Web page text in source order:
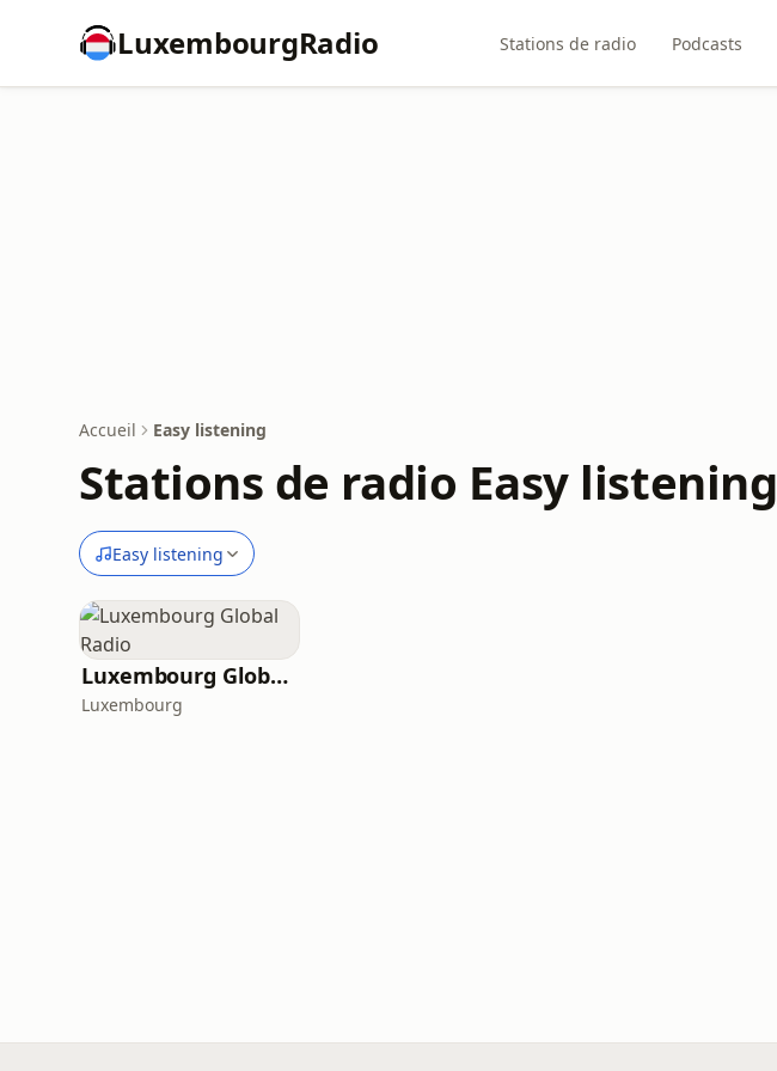
LuxembourgRadio Stations de radio Podcasts
Accueil Easy listening
Stations de radio Easy listening
Easy listening
Luxembourg Global Radio
Luxembourg